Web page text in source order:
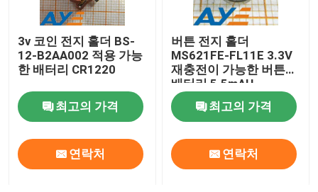
3v 코인 전지 홀더 BS-
12-B2AA002 적용 가능
한 배터리 CR1220
최고의 가격
연락처
버튼 전지 홀더
MS621FE-FL11E 3.3V
재충전이 가능한 버튼형
배터리 5.5mAH
최고의 가격
연락처